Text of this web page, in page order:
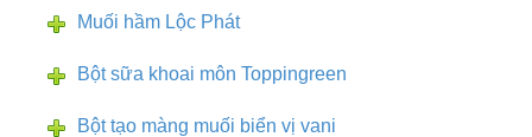
Muối hầm Lộc Phát
Bột sữa khoai môn Toppingreen
Bột tạo màng muối biển vị vani